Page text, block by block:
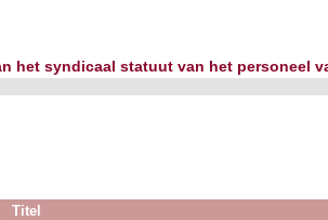
het syndicaal statuut van het personeel
Titel